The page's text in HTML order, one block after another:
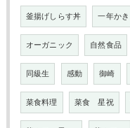
釜揚げしらす丼 一年かき
オーガニック 自然食品
同級生 感動 御崎
菜食料理 菜食 星祝